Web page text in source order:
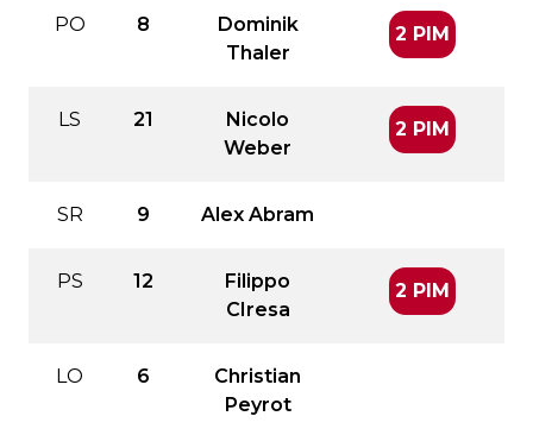
PO 8
Dominik
Thaler
2 PIM
LS 21
Nicolo
Weber
2 PIM
SR 9 Alex Abram
PS 12
Filippo
CIresa
2 PIM
LO 6
Christian
Peyrot